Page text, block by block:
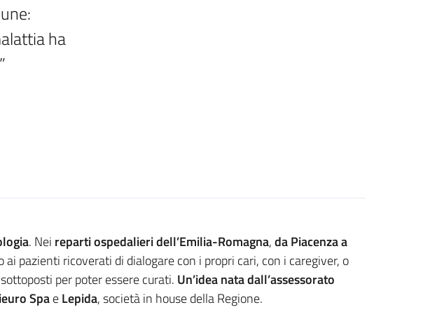
ha
. Nei reparti ospedalieri dell’Emilia-Romagna,da Piacenza a
ai pazienti ricoverati di dialogare con i propri cari, con i caregiver, o
per poter essere curati. Un’idea nata dall’assessorato
SpaeLepida, società in house della Regione.